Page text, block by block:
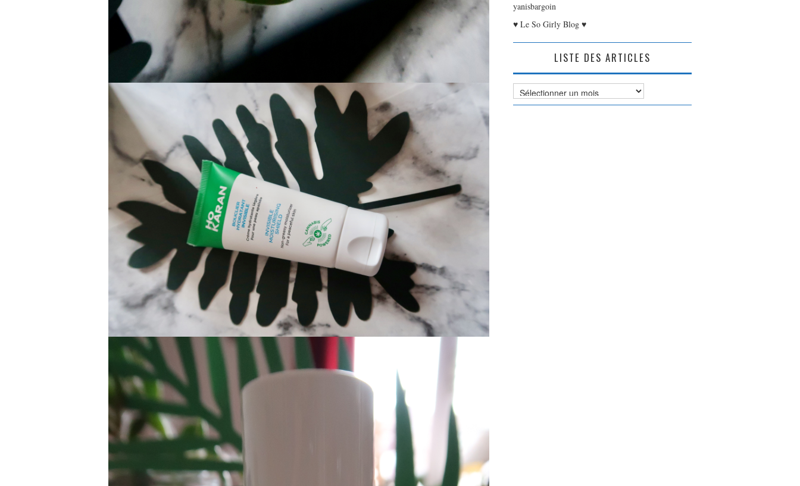
yanisbargoin
♥ Le So Girly Blog ♥
LISTE DES ARTICLES
Liste
des